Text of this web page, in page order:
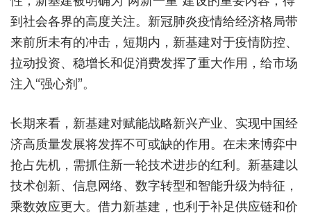
到社会各界的高度关注。新冠肺炎疫情给经济格局带
来前所未有的冲击，短期内，新基建对于疫情防控、
拉动投资、稳增长和促消费发挥了重大作用，给市场
注入“强心剂”。
长期来看，新基建对赋能战略新兴产业、实现中国经
济高质量发展将发挥不可或缺的作用。在未来博弈中
抢占先机，需抓住新一轮技术进步的红利。新基建以
技术创新、信息网络、数字转型和智能升级为特征，
乘数效应更大。借力新基建，也利于补足供应链和价